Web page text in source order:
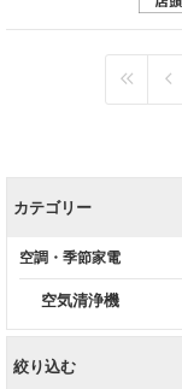
カテゴリー
空調・季節家電
空気清浄機
絞り込む